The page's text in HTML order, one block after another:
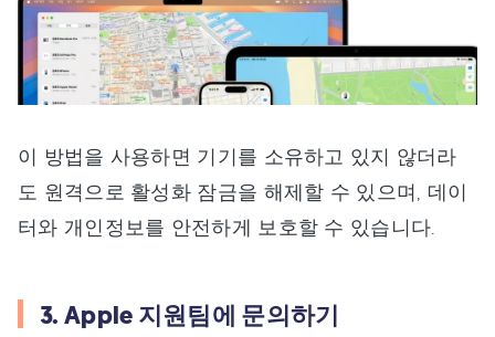
이 방법을 사용하면 기기를 소유하고 있지 않더라
도 원격으로 활성화 잠금을 해제할 수 있으며, 데이
터와 개인정보를 안전하게 보호할 수 있습니다.
3. Apple 지원팀에 문의하기